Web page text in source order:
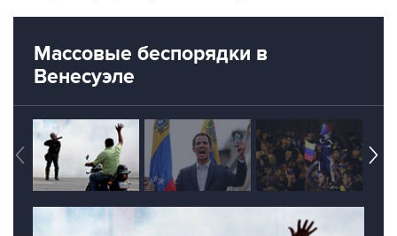
Массовые беспорядки в
Венесуэле